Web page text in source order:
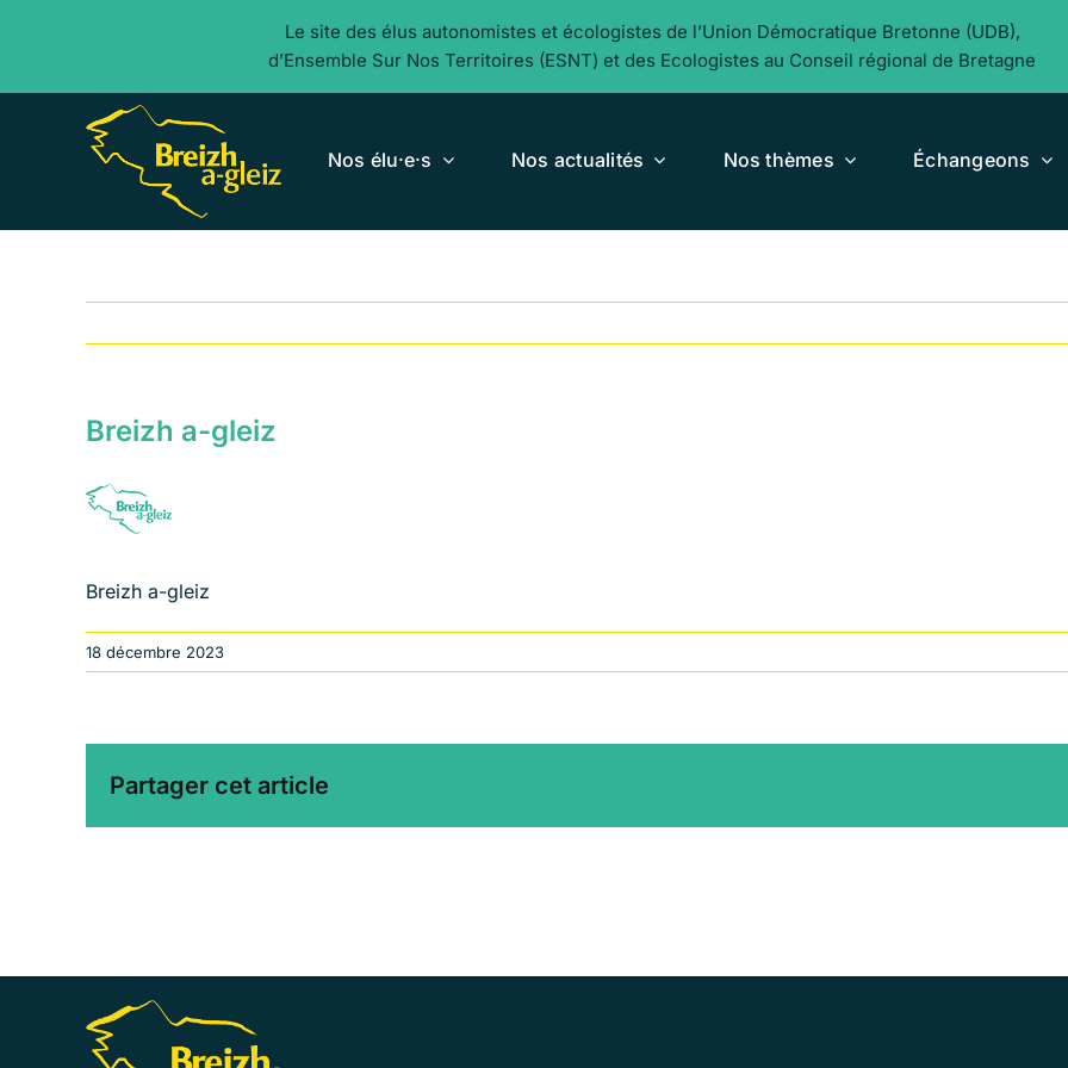
Le site des élus autonomistes et écologistes de l’Union Démocratique Bretonne (UDB),
d’Ensemble Sur Nos Territoires (ESNT) et des Ecologistes au Conseil régional de Bretagne
Nos élu·e·s Nos actualités Nos thèmes Échangeons
Breizh a-gleiz
Breizh a-gleiz
18 décembre 2023
Partager cet article